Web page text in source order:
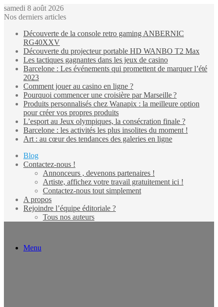
samedi 8 août 2026
Nos derniers articles
Découverte de la console retro gaming ANBERNIC
RG40XXV
Découverte du projecteur portable HD WANBO T2 Max
Les tactiques gagnantes dans les jeux de casino
Barcelone : Les événements qui promettent de marquer l’été
2023
Comment jouer au casino en ligne ?
Pourquoi commencer une croisière par Marseille ?
Produits personnalisés chez Wanapix : la meilleure option
pour créer vos propres produits
L’esport au Jeux olympiques, la consécration finale ?
Barcelone : les activités les plus insolites du moment !
Art : au cœur des tendances des galeries en ligne
Blog
Contactez-nous !
Annonceurs , devenons partenaires !
Artiste, affichez votre travail gratuitement ici !
Contactez-nous tout simplement
A propos
Rejoindre l’équipe éditoriale ?
Tous nos auteurs
Menu